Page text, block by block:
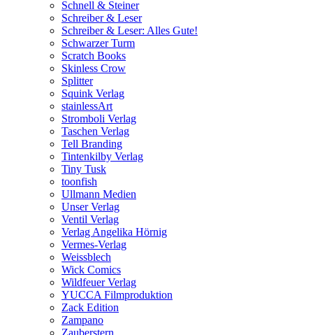
Schnell & Steiner
Schreiber & Leser
Schreiber & Leser: Alles Gute!
Schwarzer Turm
Scratch Books
Skinless Crow
Splitter
Squink Verlag
stainlessArt
Stromboli Verlag
Taschen Verlag
Tell Branding
Tintenkilby Verlag
Tiny Tusk
toonfish
Ullmann Medien
Unser Verlag
Ventil Verlag
Verlag Angelika Hörnig
Vermes-Verlag
Weissblech
Wick Comics
Wildfeuer Verlag
YUCCA Filmproduktion
Zack Edition
Zampano
Zauberstern